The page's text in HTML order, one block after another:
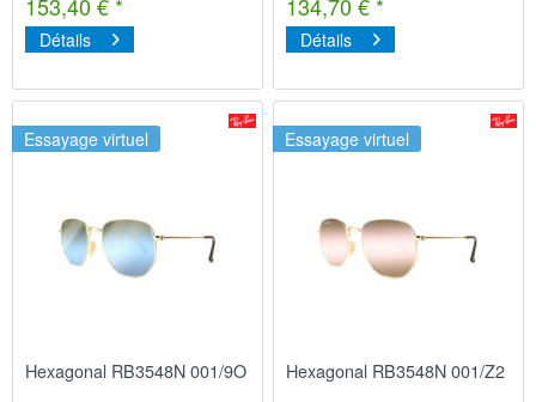
153,40 € *
Détails
134,70 € *
Détails
Essayage virtuel
Hexagonal RB3548N 001/9O
Essayage virtuel
Hexagonal RB3548N 001/Z2